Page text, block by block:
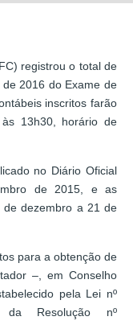
registrou o total de
2016 do Exame de
inscritos farão
13h30, horário de
no Diário Oficial
de 2015, e as
de dezembro a 21 de
para a obtenção de
–, em Conselho
pela Lei nº
da Resolução nº